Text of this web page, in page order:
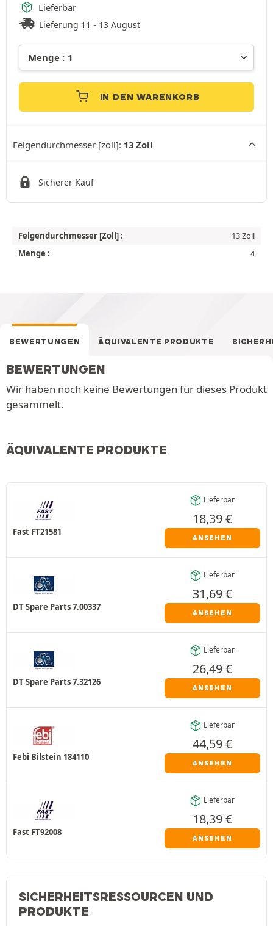
Lieferbar
Lieferung 11 - 13 August
IN DEN WARENKORB
Felgendurchmesser [zoll]: 13 Zoll
Sicherer Kauf
Felgendurchmesser [Zoll] :
13 Zoll
Menge :
4
BEWERTUNGEN ÄQUIVALENTE PRODUKTE
BEWERTUNGEN
Wir haben noch keine Bewertungen für dieses Produkt
gesammelt.
ÄQUIVALENTE PRODUKTE
Fast FT21581
Lieferbar
18,39€
ANSEHEN
DT Spare Parts 7.00337
Lieferbar
31,69€
ANSEHEN
DT Spare Parts 7.32126
Lieferbar
26,49€
ANSEHEN
Febi Bilstein 184110
Lieferbar
44,59€
ANSEHEN
Fast FT92008
Lieferbar
18,39€
ANSEHEN
SICHERHEITSRESSOURCEN UND
PRODUKTE